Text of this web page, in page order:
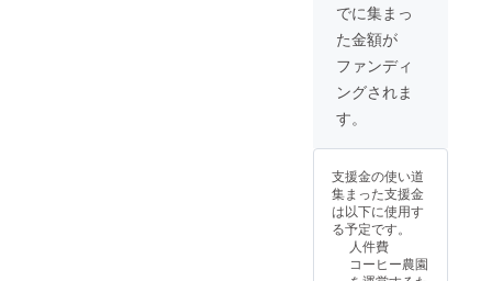
コー
（国内
製造）
料の原
ンカ セ
イロン
アイス
コー
ヒー
は、ネ
ルド
リップ
いま
す。
コー
ヒー本
来の味
をお楽
ため、
無糖の
製品と
なって
おりま
す。 原
材料及
び添加
は冷蔵
保存し
お早め
にお召
し上が
りくだ
期限：
から１
０ヶ月
・原材
料：
コー
ヒー
プロ
ジェク
ト説明
会ご招
待（東
京）】
す。
スコー
ヒー】
・サイ
ズ：
23cmx
7cm ・
でに集まっ
た金額が
ファンディ
ングされま
す。
支援金の使い道
集まった支援金
は以下に使用す
る予定です。
人件費
コーヒー農園